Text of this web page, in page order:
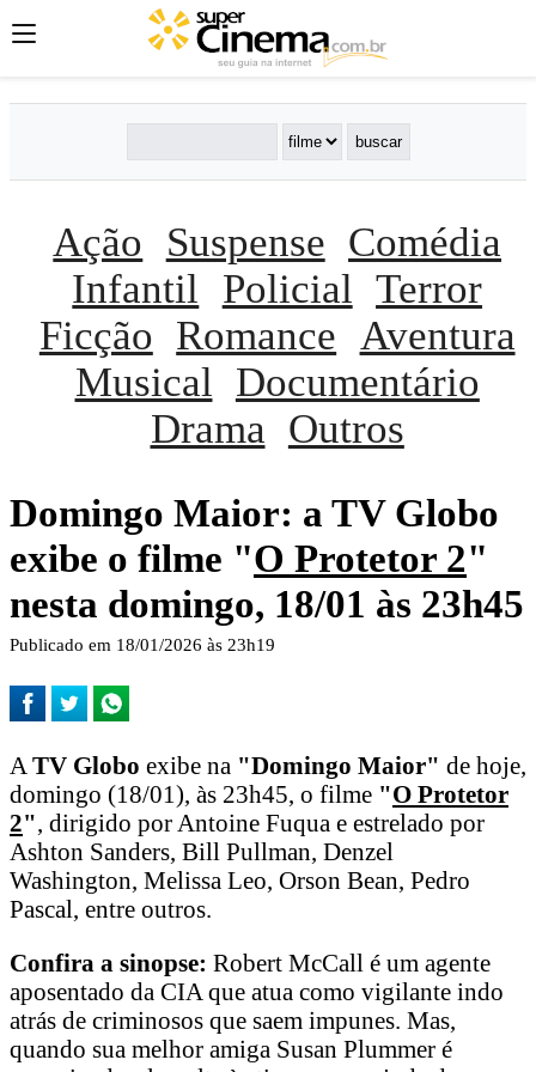
Ação Suspense Comédia
Infantil
Policial Terror
Ficção Romance Aventura
Musical
Documentário
Drama Outros
Domingo Maior: a TV Globo
exibe o filme "O Protetor 2"
nesta domingo, 18/01 às 23h45
Publicado em 18/01/2026 às 23h19
A TV Globo exibe na "Domingo Maior" de hoje,
domingo (18/01), às 23h45, o filme "O Protetor
2", dirigido por Antoine Fuqua e estrelado por
Ashton Sanders, Bill Pullman, Denzel
Washington, Melissa Leo, Orson Bean, Pedro
Pascal, entre outros.
Confira a sinopse: Robert McCall é um agente
aposentado da CIA que atua como vigilante indo
atrás de criminosos que saem impunes. Mas,
quando sua melhor amiga Susan Plummer é